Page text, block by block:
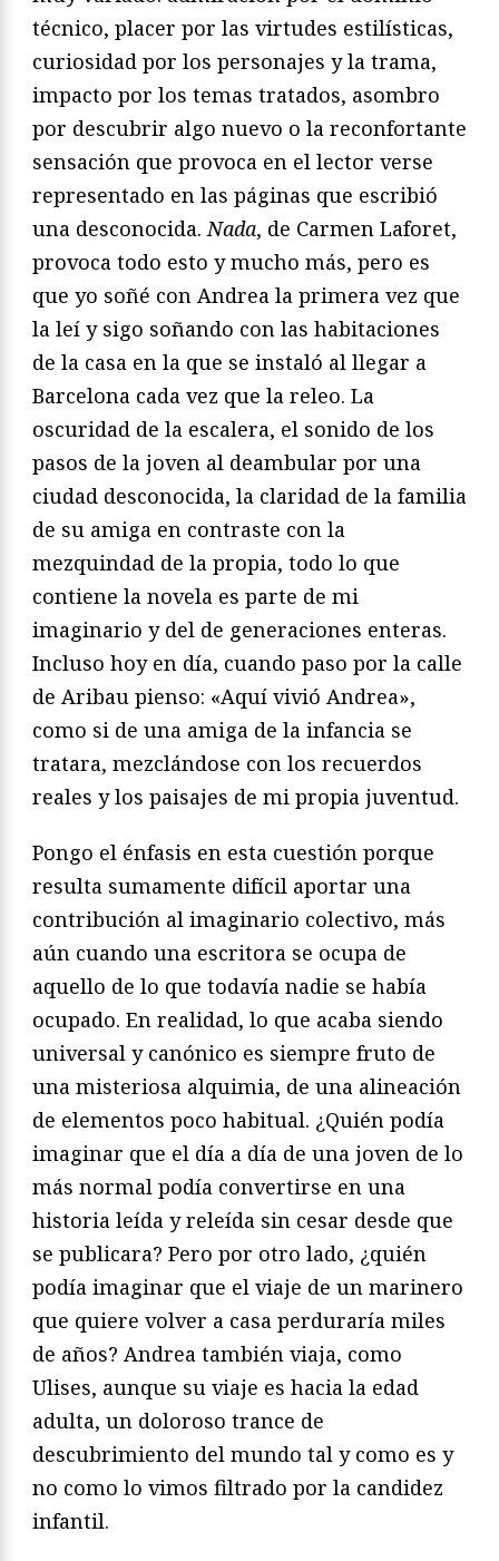
técnico, placer por las virtudes estilísticas,
curiosidad por los personajes y la trama,
impacto por los temas tratados, asombro
por descubrir algo nuevo o la reconfortante
sensación que provoca en el lector verse
representado en las páginas que escribió
una desconocida. Nada, de Carmen Laforet,
provoca todo esto y mucho más, pero es
que yo soñé con Andrea la primera vez que
la leí y sigo soñando con las habitaciones
de la casa en la que se instaló al llegar a
Barcelona cada vez que la releo. La
oscuridad de la escalera, el sonido de los
pasos de la joven al deambular por una
ciudad desconocida, la claridad de la familia
de su amiga en contraste con la
mezquindad de la propia, todo lo que
contiene la novela es parte de mi
imaginario y del de generaciones enteras.
Incluso hoy en día, cuando paso por la calle
de Aribau pienso: «Aquí vivió Andrea»,
como si de una amiga de la infancia se
tratara, mezclándose con los recuerdos
reales y los paisajes de mi propia juventud.
Pongo el énfasis en esta cuestión porque
resulta sumamente difícil aportar una
contribución al imaginario colectivo, más
aún cuando una escritora se ocupa de
aquello de lo que todavía nadie se había
ocupado. En realidad, lo que acaba siendo
universal y canónico es siempre fruto de
una misteriosa alquimia, de una alineación
de elementos poco habitual. ¿Quién podía
imaginar que el día a día de una joven de lo
más normal podía convertirse en una
historia leída y releída sin cesar desde que
se publicara? Pero por otro lado, ¿quién
podía imaginar que el viaje de un marinero
que quiere volver a casa perduraría miles
de años? Andrea también viaja, como
Ulises, aunque su viaje es hacia la edad
adulta, un doloroso trance de
descubrimiento del mundo tal y como es y
no como lo vimos filtrado por la candidez
infantil.